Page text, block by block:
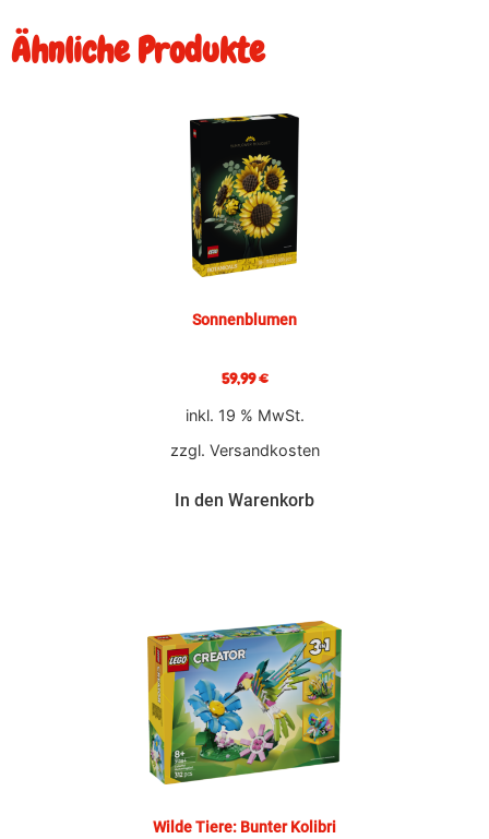
Ähnliche Produkte
Sonnenblumen
59,99€
inkl. 19 % MwSt.
zzgl. Versandkosten
In den Warenkorb
Wilde Tiere: Bunter Kolibri